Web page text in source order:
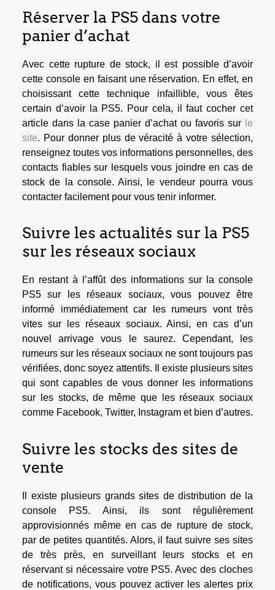
Réserver la PS5 dans votre
panier d’achat
Avec cette rupture de stock, il est possible d’avoir
cette console en faisant une réservation. En effet, en
choisissant cette technique infaillible, vous êtes
certain d’avoir la PS5. Pour cela, il faut cocher cet
article dans la case panier d’achat ou favoris sur le
site. Pour donner plus de véracité à votre sélection,
renseignez toutes vos informations personnelles, des
contacts fiables sur lesquels vous joindre en cas de
stock de la console. Ainsi, le vendeur pourra vous
contacter facilement pour vous tenir informer.
Suivre les actualités sur la PS5
sur les réseaux sociaux
En restant à l’affût des informations sur la console
PS5 sur les réseaux sociaux, vous pouvez être
informé immédiatement car les rumeurs vont très
vites sur les réseaux sociaux. Ainsi, en cas d’un
nouvel arrivage vous le saurez. Cependant, les
rumeurs sur les réseaux sociaux ne sont toujours pas
vérifiées, donc soyez attentifs. Il existe plusieurs sites
qui sont capables de vous donner les informations
sur les stocks, de même que les réseaux sociaux
comme Facebook, Twitter, Instagram et bien d’autres.
Suivre les stocks des sites de
vente
Il existe plusieurs grands sites de distribution de la
console PS5. Ainsi, ils sont régulièrement
approvisionnés même en cas de rupture de stock,
par de petites quantités. Alors, il faut suivre ses sites
de très près, en surveillant leurs stocks et en
réservant si nécessaire votre PS5. Avec des cloches
de notifications, vous pouvez activer les alertes prix